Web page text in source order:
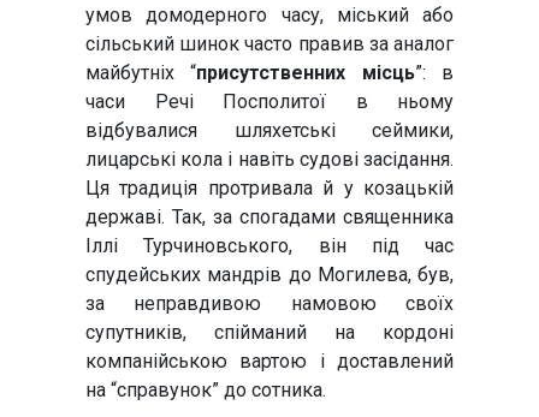
умов домодерного часу, міський або
сільський шинок часто правив за аналог
майбутніх “присутственних місць”: в
часи Речі Посполитої в ньому
відбувалися шляхетські сеймики,
лицарські кола і навіть судові засідання.
Ця традиція протривала й у козацькій
державі. Так, за спогадами священника
Іллі Турчиновського, він під час
спудейських мандрів до Могилева, був,
за неправдивою намовою своїх
супутників, спійманий на кордоні
компанійською вартою і доставлений
на “справунок” до сотника.